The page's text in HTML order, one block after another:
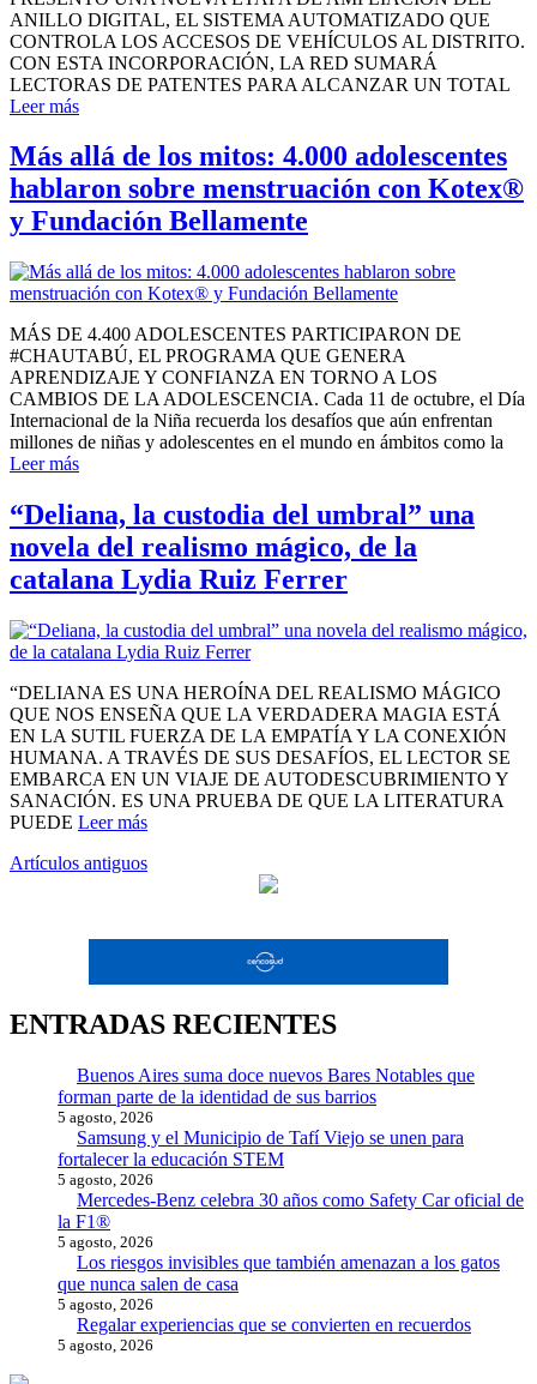
ANILLO DIGITAL, EL SISTEMA AUTOMATIZADO QUE
CONTROLA LOS ACCESOS DE VEHÍCULOS AL DISTRITO.
CON ESTA INCORPORACIÓN, LA RED SUMARÁ
LECTORAS DE PATENTES PARA ALCANZAR UN TOTAL
Leer más
Más allá de los mitos: 4.000 adolescentes
hablaron sobre menstruación con Kotex®
y Fundación Bellamente
MÁS DE 4.400 ADOLESCENTES PARTICIPARON DE
#CHAUTABÚ, EL PROGRAMA QUE GENERA
APRENDIZAJE Y CONFIANZA EN TORNO A LOS
CAMBIOS DE LA ADOLESCENCIA. Cada 11 de octubre, el Día
Internacional de la Niña recuerda los desafíos que aún enfrentan
millones de niñas y adolescentes en el mundo en ámbitos como la
Leer más
“Deliana, la custodia del umbral” una
novela del realismo mágico, de la
catalana Lydia Ruiz Ferrer
“DELIANA ES UNA HEROÍNA DEL REALISMO MÁGICO
QUE NOS ENSEÑA QUE LA VERDADERA MAGIA ESTÁ
EN LA SUTIL FUERZA DE LA EMPATÍA Y LA CONEXIÓN
HUMANA. A TRAVÉS DE SUS DESAFÍOS, EL LECTOR SE
EMBARCA EN UN VIAJE DE AUTODESCUBRIMIENTO Y
SANACIÓN. ES UNA PRUEBA DE QUE LA LITERATURA
PUEDE Leer más
Navegación
entradas
Artículos antiguos
ENTRADAS RECIENTES
Buenos Aires suma doce nuevos Bares Notables que
forman parte de la identidad de sus barrios
5 agosto, 2026
Samsung y el Municipio de Tafí Viejo se unen para
fortalecer la educación STEM
5 agosto, 2026
Mercedes-Benz celebra 30 años como Safety Car oficial de
la F1®
5 agosto, 2026
Los riesgos invisibles que también amenazan a los gatos
que nunca salen de casa
5 agosto, 2026
Regalar experiencias que se convierten en recuerdos
5 agosto, 2026